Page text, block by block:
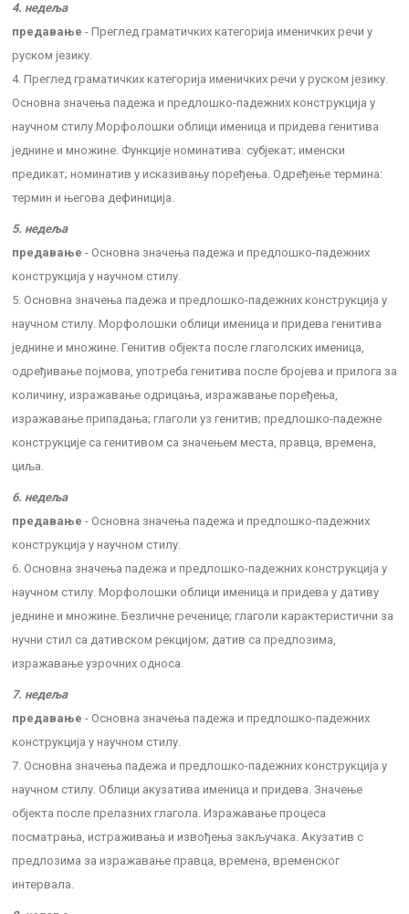
4. недеља
предавање - Преглед граматичких категорија именичких речи у
руском језику.
4. Преглед граматичких категорија именичких речи у руском језику.
Основна значења падежа и предлошко-падежних конструкција у
научном стилу.Морфолошки облици именица и придева генитива
једнине и множине. Функције номинатива: субјекат; именски
предикат; номинатив у исказивању поређења. Одређење термина:
термин и његова дефиниција.
5. недеља
предавање - Основна значења падежа и предлошко-падежних
конструкција у научном стилу.
5. Основна значења падежа и предлошко-падежних конструкција у
научном стилу. Морфолошки облици именица и придева генитива
једнине и множине. Генитив објекта после глаголских именица,
одређивање појмова, употреба генитива после бројева и прилога за
количину, изражавање одрицања, изражавање поређења,
изражавање припадања; глаголи уз генитив; предлошко-падежне
конструкције са генитивом са значењем места, правца, времена,
циља.
6. недеља
предавање - Основна значења падежа и предлошко-падежних
конструкција у научном стилу.
6. Основна значења падежа и предлошко-падежних конструкција у
научном стилу. Морфолошки облици именица и придева у дативу
једнине и множине. Безличне реченице; глаголи карактеристични за
нучни стил са дативском рекцијом; датив са предлозима,
изражавање узрочних односа.
7. недеља
предавање - Основна значења падежа и предлошко-падежних
конструкција у научном стилу.
7. Основна значења падежа и предлошко-падежних конструкција у
научном стилу. Облици акузатива именица и придева. Значење
објекта после прелазних глагола. Изражавање процеса
посматрања, истраживања и извођења закључака. Акузатив с
предлозима за изражавање правца, времена, временског
интервала.